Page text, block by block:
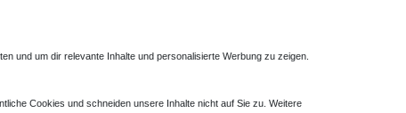
und um dir relevante Inhalte und personalisierte Werbung zu zeigen.
Cookies und schneiden unsere Inhalte nicht auf Sie zu. Weitere